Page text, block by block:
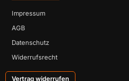
Impressum
AGB
Datenschutz
Widerrufsrecht
Vertrag widerrufen